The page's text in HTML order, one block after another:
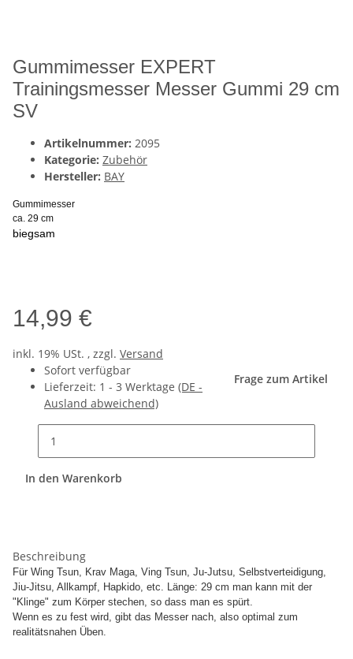
Gummimesser EXPERT
Trainingsmesser Messer Gummi 29 cm
SV
Artikelnummer: 2095
Kategorie: Zubehör
Hersteller: BAY
Gummimesser
ca. 29 cm
biegsam
14,99 €
inkl. 19% USt. , zzgl. Versand
Sofort verfügbar
Lieferzeit: 1 - 3 Werktage (DE -
Ausland abweichend)
Frage zum Artikel
In den Warenkorb
Beschreibung
Für Wing Tsun, Krav Maga, Ving Tsun, Ju-Jutsu, Selbstverteidigung,
Jiu-Jitsu, Allkampf, Hapkido, etc. Länge: 29 cm man kann mit der
"Klinge" zum Körper stechen, so dass man es spürt.
Wenn es zu fest wird, gibt das Messer nach, also optimal zum
realitätsnahen Üben.